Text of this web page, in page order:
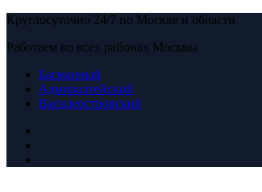
Круглосуточно 24/7 по Москве и области
Работаем во всех районах Москвы
Басманный
Адмиралтейский
Василеостровский